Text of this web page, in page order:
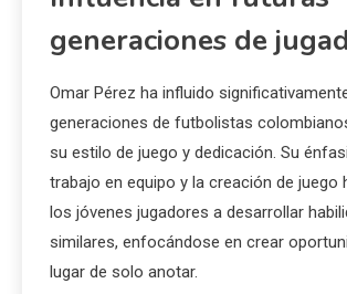
generaciones de
Omar Pérez ha influido
generaciones de futbolistas
su estilo de juego y dedicación. Su
trabajo en equipo y la creación de juego
los jóvenes jugadores a desarrollar
similares, enfocándose en crear
lugar de solo anotar.